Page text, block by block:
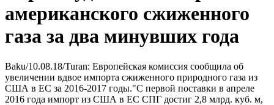
американского сжиженного
газа за два минувших года
Baku/10.08.18/Turan: Европейская комиссия сообщила об
увеличении вдвое импорта сжиженного природного газа из
США в ЕС за 2016-2017 годы."С первой поставки в апреле
2016 года импорт из США в ЕС СПГ достиг 2,8 млрд. куб. м,